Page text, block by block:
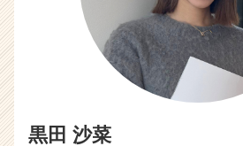
a
r
e
e
r）
黒田 沙菜